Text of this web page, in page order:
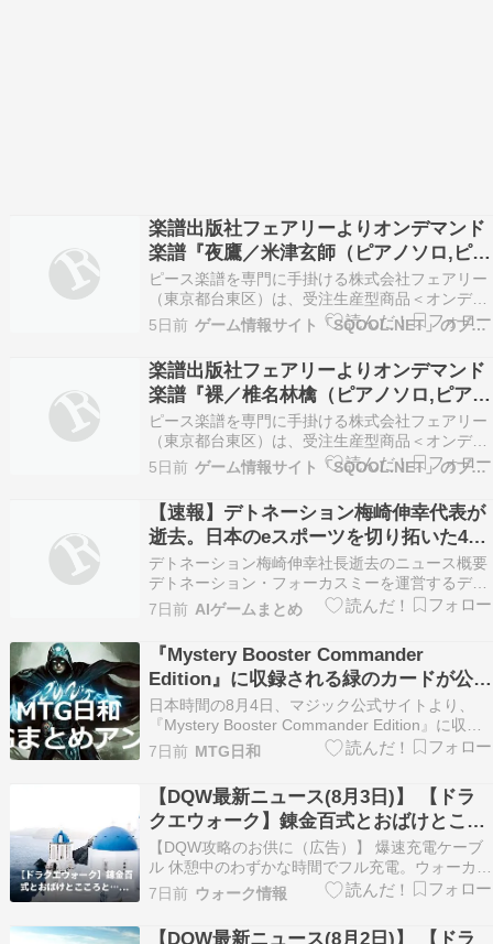
楽譜出版社フェアリーよりオンデマンド
楽譜『夜鷹／米津玄師（ピアノソロ,ピア
ノ＆ヴォーカル,メロディ譜,やさしく弾
けるピアノソロ）』が発売
ピース楽譜を専門に手掛ける株式会社フェアリー
（東京都台東区）は、受注生産型商品＜オンデマ
ンド楽譜＞の新刊を発売した。 『夜鷹／米津玄師
（ピアノソロ）[LPS2282]大型（A4判）』 下記
webサイトよりお取り寄せ、またはダウンロード
楽譜としてご購入できます。https://fa…
5日前 ゲーム情報サイト「SQOOL.NET」のブログコーナーです。
楽譜出版社フェアリーよりオンデマンド
楽譜『裸／椎名林檎（ピアノソロ,ピアノ
＆ヴォーカル,メロディ譜,やさしく弾け
るピアノソロ）』が発売
ピース楽譜を専門に手掛ける株式会社フェアリー
（東京都台東区）は、受注生産型商品＜オンデマ
ンド楽譜＞の新刊を発売した。 『裸／椎名林檎
（ピアノソロ）[LPS2279]大型（A4判）』 下記
webサイトよりお取り寄せ、またはダウンロード
楽譜としてご購入できます。https://fai…
5日前 ゲーム情報サイト「SQOOL.NET」のブログコーナーです。
【速報】デトネーション梅崎伸幸代表が
逝去。日本のeスポーツを切り拓いた43
年の功績を辿る
デトネーション梅崎伸幸社長逝去のニュース概要
デトネーション・フォーカスミーを運営するデト
ネーションの代表取締役社長であるウメザキノブ
ユキ氏が、８月３日に逝去したことが発表されま
した。 １９８３年生まれの同氏は、重電メーカー
の営業職を勤めながら２０１２年にゲーミングチ
ームを設立し…
7日前 AIゲームまとめ
『Mystery Booster Commander
Edition』に収録される緑のカードが公
開。プレインズウォーカーのグリーンス
リーヴスなど
日本時間の8月4日、マジック公式サイトより、
『Mystery Booster Commander Edition』に収録
されるカードが公開されました。 公開カード
《Autumn, Willow, Harm […] Source: イゼ速。：
Izzet MTG News Fl…
7日前 MTG日和
【DQW最新ニュース(8月3日)】 【ドラ
クエウォーク】錬金百式とおばけとここ
ろと… | 木洩れ日 ブログ(こも ログ)
（自動投稿・他サイトに飛びます）
【DQW攻略のお供に（広告）】 爆速充電ケーブ
ル 休憩中のわずかな時間でフル充電。ウォーカー
の必需品です。 Amazonでチェックする ドラクエ
ウォーク楽しんでる？ 錬金百式の怪人編、みんな
はどれくらい進んだかな？ うちはひとまず「スラ
7日前 ウォーク情報
【DQW最新ニュース(8月2日)】 【ドラ